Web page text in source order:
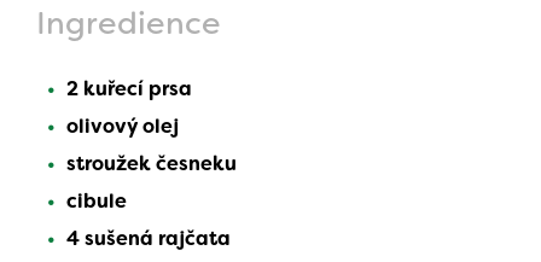
Ingredience
2 kuřecí prsa
olivový olej
stroužek česneku
cibule
4 sušená rajčata